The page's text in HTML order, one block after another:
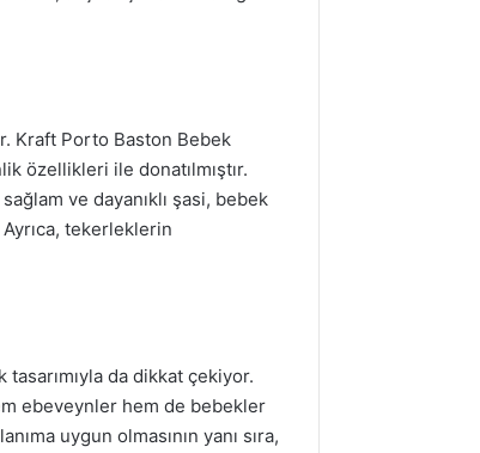
Kraft Porto Baston Bebek
özellikleri ile donatılmıştır.
ve dayanıklı şasi, bebek
tekerleklerin
da dikkat çekiyor.
ebeveynler hem de bebekler
uygun olmasının yanı sıra,